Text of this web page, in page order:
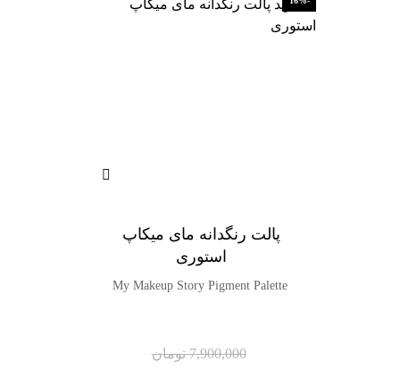
پالت رنگدانه مای میکاپ
استوری
My Makeup Story Pigment Palette
7,900,000 تومان